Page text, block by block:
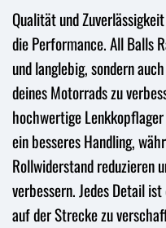
Qualität und
die Performance. All Balls
und langlebig, sondern
deines Motorrads zu
hochwertige
ein besseres Handling,
Rollwiderstand reduzieren
verbessern. Jedes Detail
auf der Strecke zu